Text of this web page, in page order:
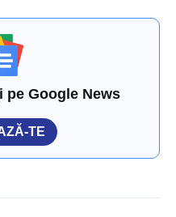
pe Google News
TE